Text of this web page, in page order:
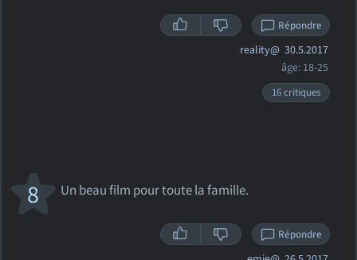
Répondre
reality@ 30.5.2017
âge: 18-25
16 critiques
Un beau film pour toute la famille.
8
Répondre